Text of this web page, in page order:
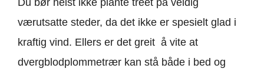
Du bør helst ikke plante treet på veldig
værutsatte steder, da det ikke er spesielt glad i
kraftig vind. Ellers er det greit å vite at
dvergblodplommetrær kan stå både i bed og